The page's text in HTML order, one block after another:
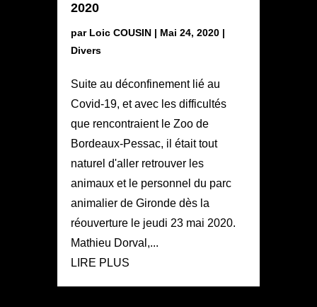
2020
par Loic COUSIN| Mai 24, 2020|
Divers
Suite au déconfinement lié au
Covid-19, et avec les difficultés
que rencontraient le Zoo de
Bordeaux-Pessac, il était tout
naturel d'aller retrouver les
animaux et le personnel du parc
animalier de Gironde dès la
réouverture le jeudi 23 mai 2020.
Mathieu Dorval,...
LIRE PLUS